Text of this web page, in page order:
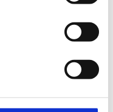
det er
vigtigt, at du
- nærmere lokation